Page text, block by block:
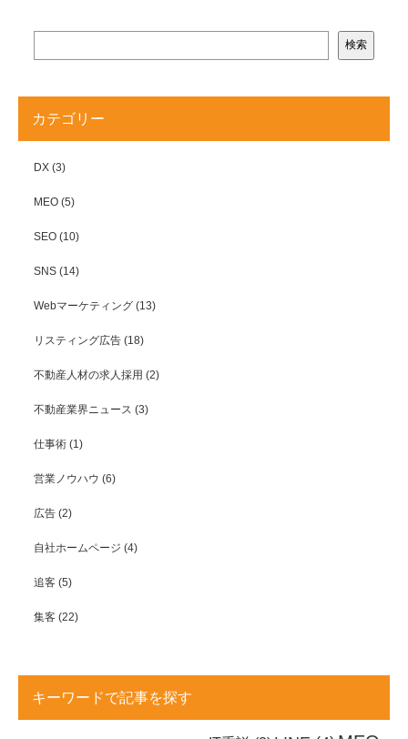
検索
カテゴリー
DX (3)
MEO (5)
SEO (10)
SNS (14)
Webマーケティング (13)
リスティング広告 (18)
不動産人材の求人採用 (2)
不動産業界ニュース (3)
仕事術 (1)
営業ノウハウ (6)
広告 (2)
自社ホームページ (4)
追客 (5)
集客 (22)
キーワードで記事を探す